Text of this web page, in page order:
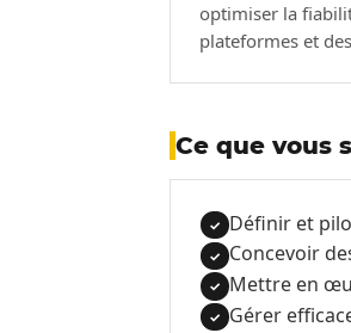
optimiser la
plateformes et
Ce que vous
✓ Définir et
✓ Concevoir
✓ Mettre en
✓ Gérer